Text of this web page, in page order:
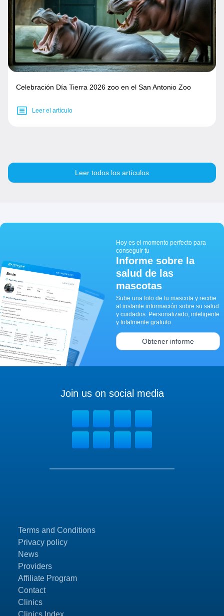
Celebración Día Tierra 2026 zoo en el San Antonio Zoo
Leer el artículo
Leer todos los artículos
Hoy es el momento perfecto para
conseguir tu
Informe sobre la
salud de las
mascotas
Sube una foto de tu mascota y recibe
al instante información sobre su salud
y cuidados. Personalizado, inteligente
y totalmente gratuito.
Obtener informe
Terms and Conditions
Privacy policy
News
Providers
Affiliate Program
Contact
Clinics
Join us on social media